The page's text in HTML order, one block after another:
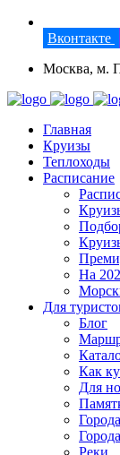
Вконтакте
Москва, м.
Главная
Круизы
Теплоходы
Расписание
На
Для
Блог
Как
Для
Реки